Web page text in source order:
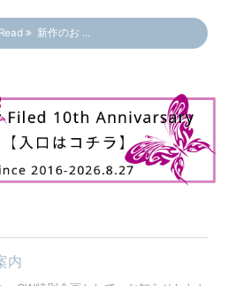
新作のお ...
内